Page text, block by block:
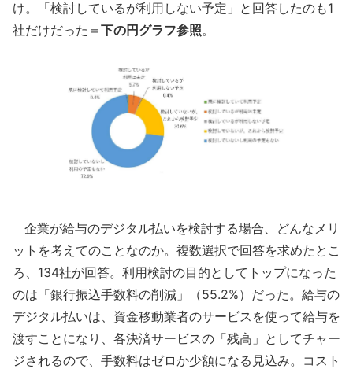
け。「検討しているが利用しない予定」と回答したのも1
社だけだった＝ 下の円グラフ参照。
企業が給与のデジタル払いを検討する場合、どんなメリ
ットを考えてのことなのか。複数選択で回答を求めたとこ
ろ、134社が回答。利用検討の目的としてトップになった
のは「銀行振込手数料の削減」（55.2%）だった。給与の
デジタル払いは、資金移動業者のサービスを使って給与を
渡すことになり、各決済サービスの「残高」としてチャー
ジされるので、手数料はゼロか少額になる見込み。コスト